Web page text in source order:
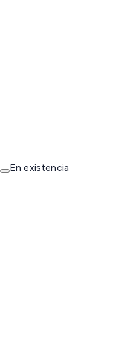
En existencia